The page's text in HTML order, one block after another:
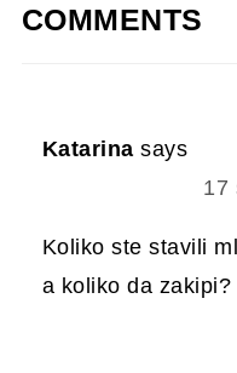
COMMENTS
Katarina says
17
Koliko ste stavili
a koliko da zakipi?